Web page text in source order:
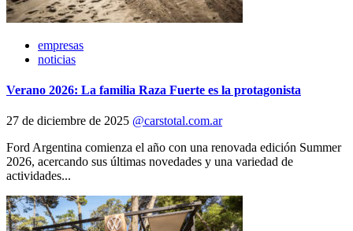
empresas
noticias
Verano 2026: La familia Raza Fuerte es la protagonista
27 de diciembre de 2025 @carstotal.com.ar
Ford Argentina comienza el año con una renovada edición Summer
2026, acercando sus últimas novedades y una variedad de
actividades...